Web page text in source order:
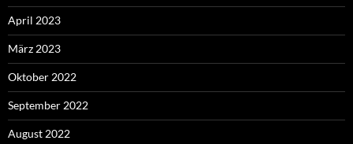
April 2023
März 2023
Oktober 2022
September 2022
August 2022